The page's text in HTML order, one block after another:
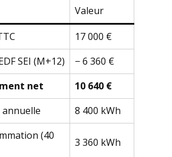
Valeur
17 000 €
SEI (M+12)
− 6 360 €
net
10 640 €
8 400 kWh
(40
3 360 kWh